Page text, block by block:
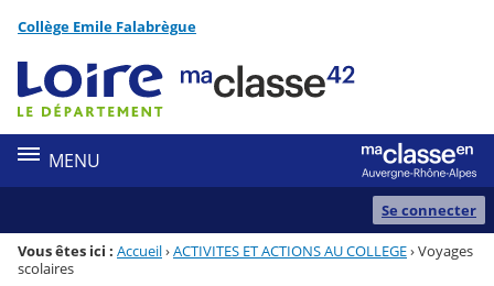
Menu de la rubrique
Contenu
Collège Emile Falabrègue
MENU
Se connecter
Vous êtes ici : Accueil›ACTIVITES ET ACTIONS AU COLLEGE›Voyages
scolaires